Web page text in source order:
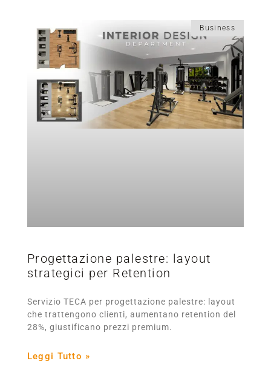
Business
Progettazione palestre: layout
strategici per Retention
Servizio TECA per progettazione palestre: layout
che trattengono clienti, aumentano retention del
28%, giustificano prezzi premium.
Leggi Tutto »